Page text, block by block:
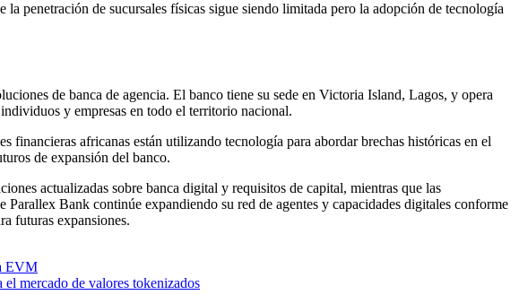
penetración de sucursales físicas sigue siendo limitada pero la adopción de tecnología
de banca de agencia. El banco tiene su sede en Victoria Island, Lagos, y opera
y empresas en todo el territorio nacional.
africanas están utilizando tecnología para abordar brechas históricas en el
de expansión del banco.
actualizadas sobre banca digital y requisitos de capital, mientras que las
Bank continúe expandiendo su red de agentes y capacidades digitales conforme
futuras expansiones.
EVM
mercado de valores tokenizados